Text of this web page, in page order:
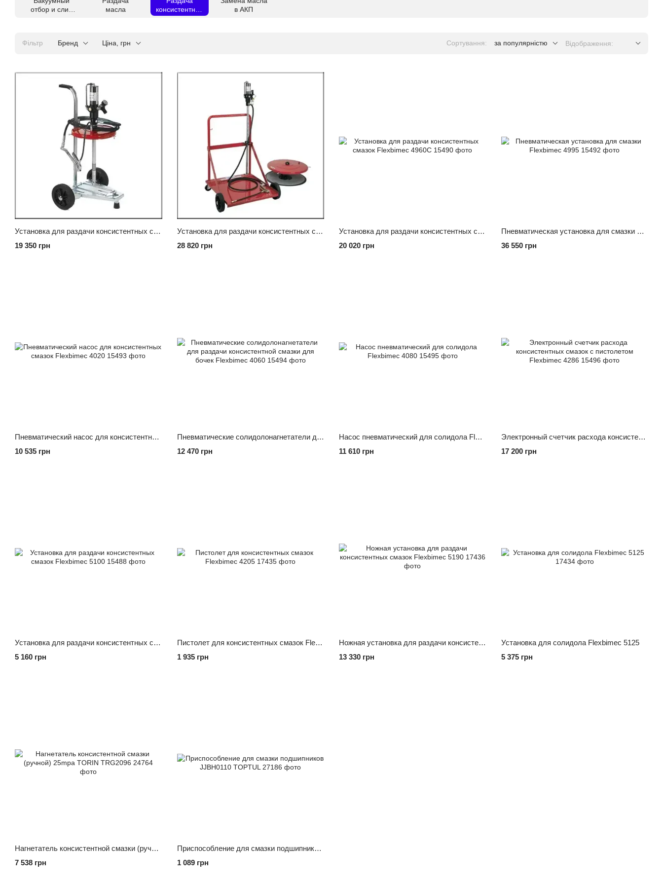
отбор и слив
масла
консистентных
смазок
в АКП
Фільтр Бренд Ціна, грн Сортування: за популярністю Відображення:
Установка для раздачи консистентных смазок Flexbimec 4920С
19 350 грн
Установка для раздачи консистентных смазок Flexbimec 4990С
28 820 грн
Установка для раздачи консистентных смазок Flexbimec 4960С
20 020 грн
Пневматическая установка для смазки Flexbimec 4995
36 550 грн
Пневматический насос для консистентных смазок Flexbimec 4020
10 535 грн
Пневматические солидолонагнетатели для раздачи консистентной смазки для бочек Flexbimec 4060
12 470 грн
Насос пневматический для солидола Flexbimec 4080
11 610 грн
Электронный счетчик расхода консистентных смазок с пистолетом Flexbimec 4286
17 200 грн
Установка для раздачи консистентных смазок Flexbimec 5100
5 160 грн
Пистолет для консистентных смазок Flexbimec 4205
1 935 грн
Ножная установка для раздачи консистентных смазок Flexbimec 5190
13 330 грн
Установка для солидола Flexbimec 5125
5 375 грн
Нагнетатель консистентной смазки (ручной) 25mpa TORIN TRG2096
7 538 грн
Приспособление для смазки подшипников JJBH0110 TOPTUL
1 089 грн